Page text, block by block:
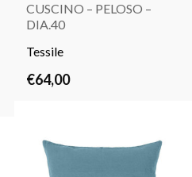
CUSCINO – PELOSO –
DIA.40
Tessile
€64,00